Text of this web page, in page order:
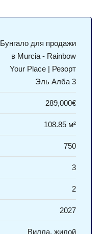
Бунгало для продажи
в Murcia - Rainbow
Your Place | Резорт
Эль Алба 3
289,000€
108.85 м²
750
3
2
2027
Вилла, жилой